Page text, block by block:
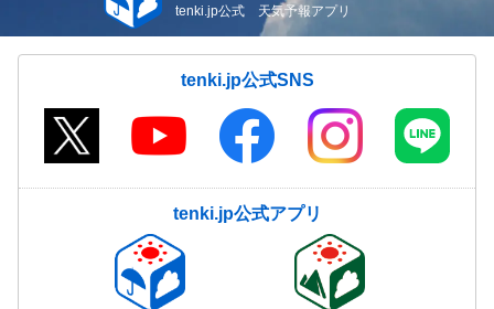
tenki.jp公式 天気予報アプリ
tenki.jp公式SNS
tenki.jp公式アプリ